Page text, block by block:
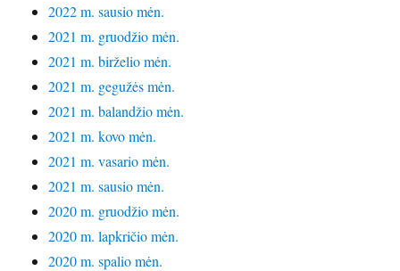
2022 m. sausio mėn.
2021 m. gruodžio mėn.
2021 m. birželio mėn.
2021 m. gegužės mėn.
2021 m. balandžio mėn.
2021 m. kovo mėn.
2021 m. vasario mėn.
2021 m. sausio mėn.
2020 m. gruodžio mėn.
2020 m. lapkričio mėn.
2020 m. spalio mėn.